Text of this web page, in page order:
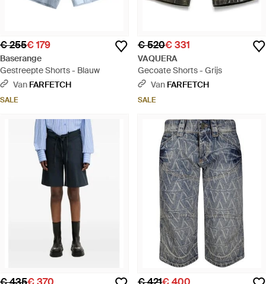
€ 255€ 179
Baserange
Gestreepte Shorts - Blauw
Van FARFETCH
SALE
€ 520€ 331
VAQUERA
Gecoate Shorts - Grijs
Van FARFETCH
SALE